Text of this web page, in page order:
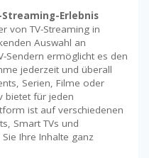
Erlebnis
von TV-Streaming in
Auswahl an
Sendern ermöglicht es den
jederzeit und überall
Serien, Filme oder
bietet für jeden
ist auf verschiedenen
Smart TVs und
Ihre Inhalte ganz